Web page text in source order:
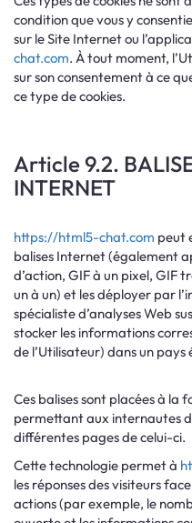
condition que vous y
sur le Site Internet ou
chat.com. À tout moment,
sur son consentement à ce
ce type de cookies.
Article 9.2.
INTERNET
https://html5-chat.com peut
balises Internet (également
d’action, GIF à un pixel, GIF
un à un) et les déployer par
spécialiste d’analyses Web
stocker les informations
de l’Utilisateur) dans un
Ces balises sont placées à la
permettant aux internautes
différentes pages de celui-ci.
Cette technologie permet à
les réponses des visiteurs
actions (par exemple, le